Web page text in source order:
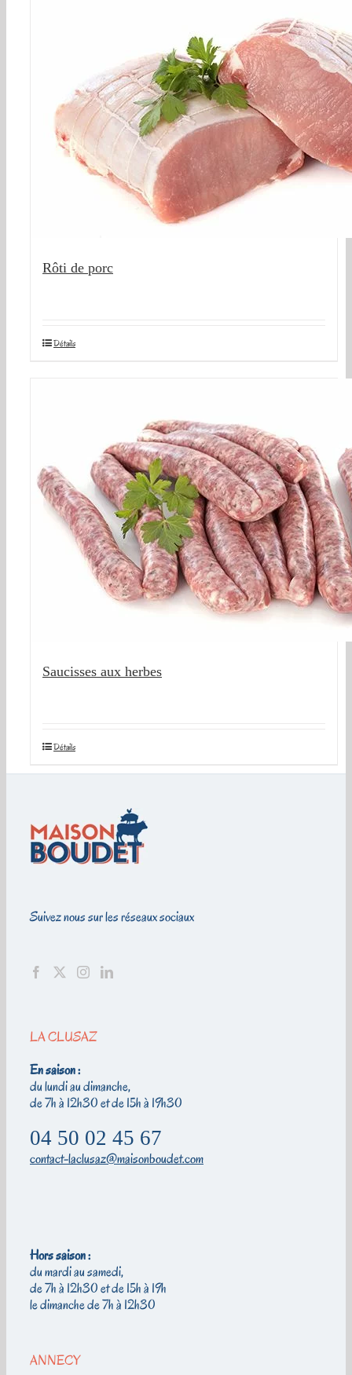
Rôti de porc
Détails
Saucisses aux herbes
Détails
Suivez nous sur les réseaux sociaux
LA CLUSAZ
En saison :
du lundi au dimanche,
de 7h à 12h30 et de 15h à 19h30
04 50 02 45 67
contact-laclusaz@maisonboudet.com
Hors saison :
du mardi au samedi,
de 7h à 12h30 et de 15h à 19h
le dimanche de 7h à 12h30
ANNECY